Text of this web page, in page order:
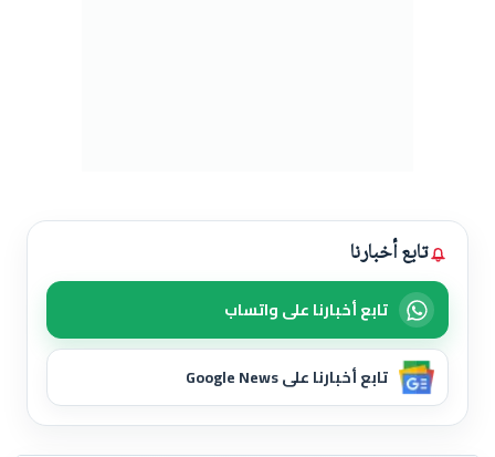
تابع أخبارنا
تابع أخبارنا على واتساب
تابع أخبارنا على Google News